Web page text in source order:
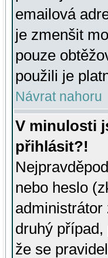
emailová
je zmenšit
pouze
použili je
Návrat nahoru
V minulosti
přihlásit?!
nebo heslo
administrátor
druhý
že se